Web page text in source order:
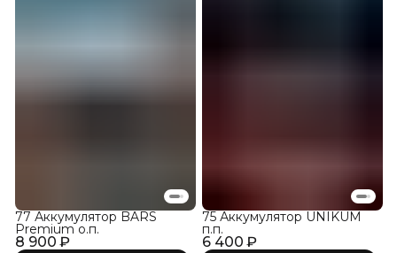
8 900 ₽
77 Аккумулятор BARS
Premium о.п.
6 400 ₽
75 Аккумулятор UNIKUM
п.п.